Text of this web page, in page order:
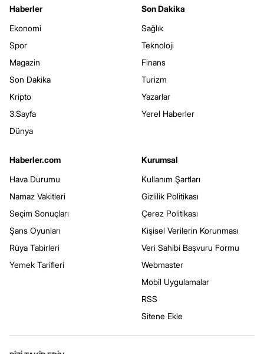
Haberler
Ekonomi
Spor
Magazin
Son Dakika
Kripto
3.Sayfa
Dünya
Son Dakika
Sağlık
Teknoloji
Finans
Turizm
Yazarlar
Yerel Haberler
Haberler.com
Hava Durumu
Namaz Vakitleri
Seçim Sonuçları
Şans Oyunları
Rüya Tabirleri
Yemek Tarifleri
Kurumsal
Kullanım Şartları
Gizlilik Politikası
Çerez Politikası
Kişisel Verilerin Korunması
Veri Sahibi Başvuru Formu
Webmaster
Mobil Uygulamalar
RSS
Sitene Ekle